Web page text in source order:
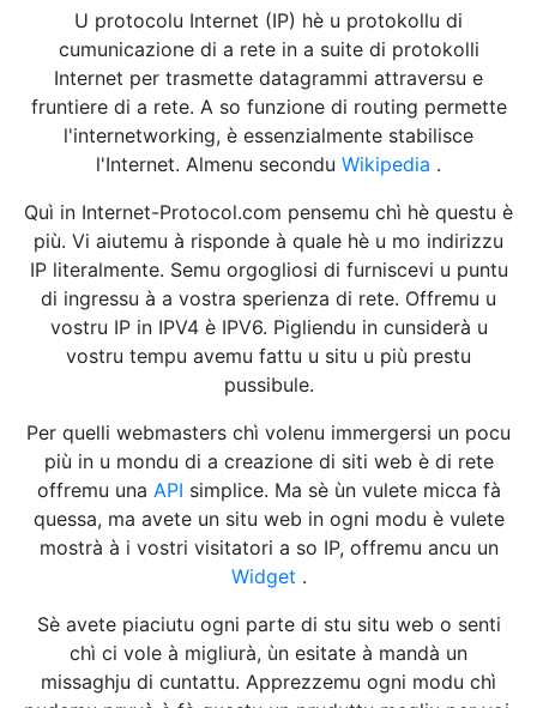
U protocolu Internet (IP) hè u protokollu di
cumunicazione di a rete in a suite di protokolli
Internet per trasmette datagrammi attraversu e
fruntiere di a rete. A so funzione di routing permette
l'internetworking, è essenzialmente stabilisce
l'Internet. Almenu secondu Wikipedia .
Quì in Internet-Protocol.com pensemu chì hè questu è
più. Vi aiutemu à risponde à quale hè u mo indirizzu
IP literalmente. Semu orgogliosi di furniscevi u puntu
di ingressu à a vostra sperienza di rete. Offremu u
vostru IP in IPV4 è IPV6. Pigliendu in cunsiderà u
vostru tempu avemu fattu u situ u più prestu
pussibule.
Per quelli webmasters chì volenu immergersi un pocu
più in u mondu di a creazione di siti web è di rete
offremu una API simplice. Ma sè ùn vulete micca fà
quessa, ma avete un situ web in ogni modu è vulete
mostrà à i vostri visitatori a so IP, offremu ancu un
Widget .
Sè avete piaciutu ogni parte di stu situ web o senti
chì ci vole à migliurà, ùn esitate à mandà un
missaghju di cuntattu. Apprezzemu ogni modu chì